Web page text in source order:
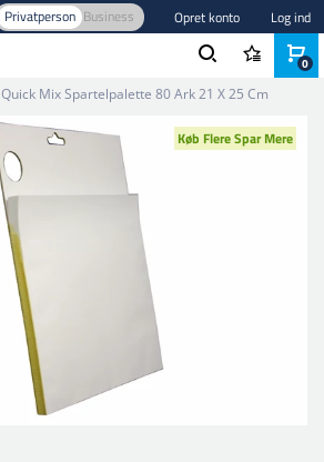
Privatperson Business Opret konto Log ind
Quick Mix Spartelpalette 80 Ark 21 X 25 Cm
Køb Flere Spar Mere
0